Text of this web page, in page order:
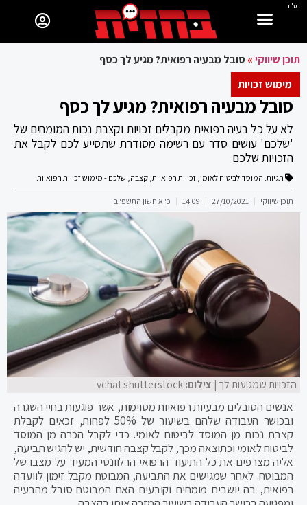
בס"ד
תוכן שיווקי»סובל מבעיה רפואית? מגיע לך כסף
מימוש זכויות
סובל מבעיה רפואית? מגיע לך כסף
לא על כל בעיה רפואית מקבלים זכויות וקצבת נכות המומחים של
'שלכם' עושים סדר עם רשימה מסודרת שתסייע לכם לקבל את
הזכויות שלכם
תגיות: המוסד לביטוח לאומי, זכויות רפואיות, קצבה, שלכם - מימוש זכויות רפואיות
תוכן שיווקי 27/10/2021
14:09 כ"א חשון התשפ"ב
הזכויות שמגיעות לך | צילום:vchal shutterstock
אנשים הסובלים מבעיות רפואיות מסוימות, אשר פוגעות בחיי השגרה
ובכושר העבודה שלהם בשיעור של 50% לפחות, זכאים לקבלת
קצבת נכות מן המוסד לביטוח לאומי. כדי לקבל הכרה מן המוסד
לביטוח לאומי וכתוצאה מכך, לקבל קצבה חודשית, יש להגיש תביעה,
אליה מצרפים את כל התיעוד הרפואי הרלוונטי המעיד על מצבו של
המבוטח. לאחר שמגישים את התביעה, המבוטח מקבל זימון לוועדה
רפואית, בה יושבים מומחים וקובעים האם המבוטח סובל מהבעיה